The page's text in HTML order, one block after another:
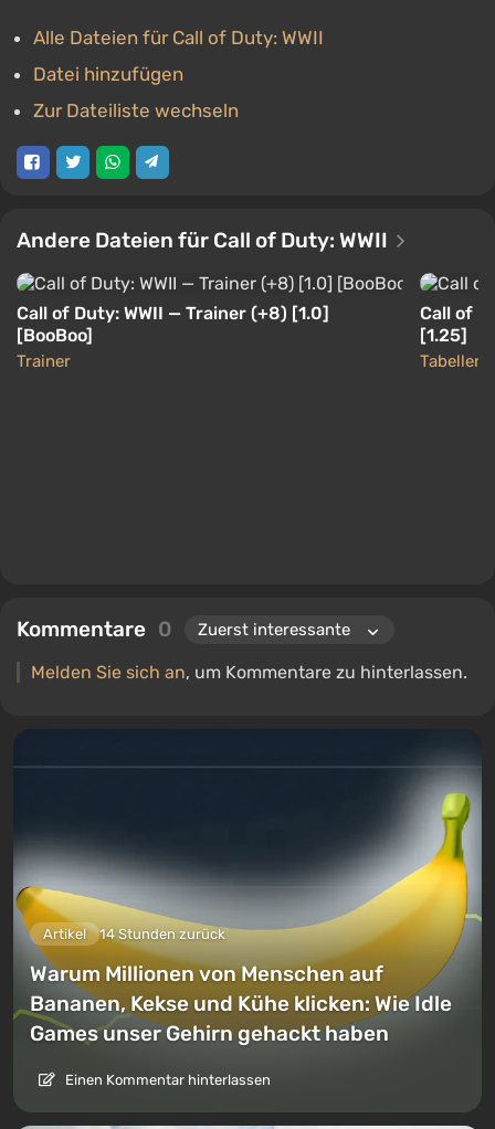
Alle Dateien für Call of Duty: WWII
Datei hinzufügen
Zur Dateiliste wechseln
Andere Dateien für Call of Duty: WWII
Call of Duty: WWII — Trainer (+8) [1.0]
[BooBoo]
Trainer
Call of
[1.25]
Tabellen
Kommentare 0
Melden Sie sich an, um Kommentare zu hinterlassen.
Artikel 14 Stunden zurück
Warum Millionen von Menschen auf
Bananen, Kekse und Kühe klicken: Wie Idle
Games unser Gehirn gehackt haben
Einen Kommentar hinterlassen